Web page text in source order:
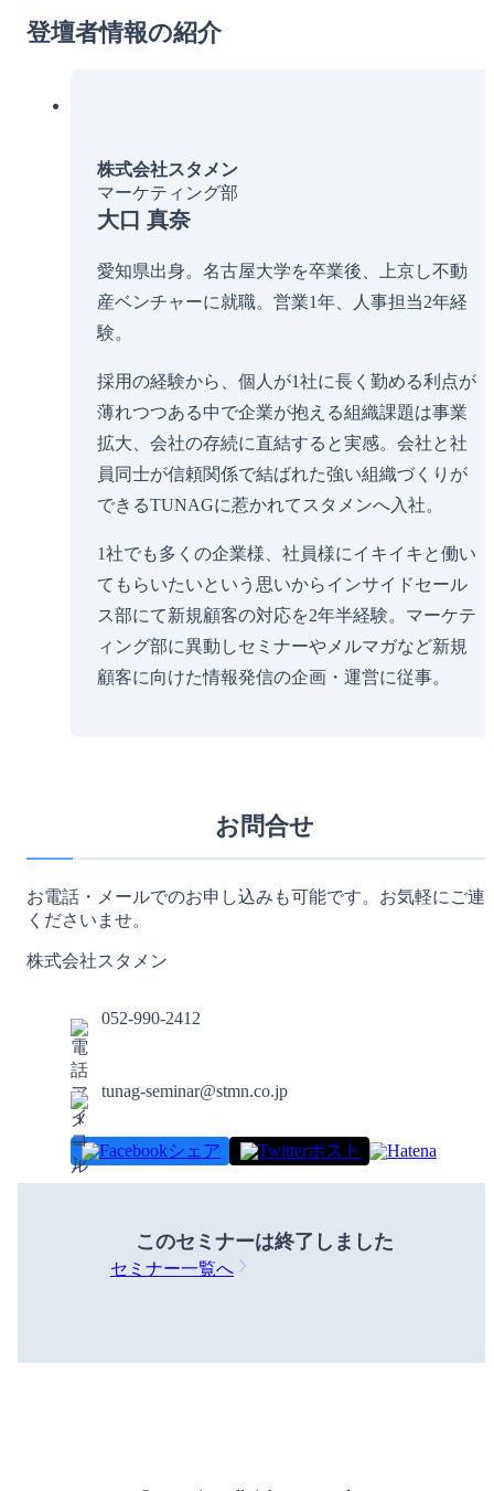
登壇者情報の紹介
株式会社スタメン
マーケティング部
大口 真奈
愛知県出身。名古屋大学を卒業後、上京し不動
産ベンチャーに就職。営業1年、人事担当2年経
験。
採用の経験から、個人が1社に長く勤める利点が
薄れつつある中で企業が抱える組織課題は事業
拡大、会社の存続に直結すると実感。会社と社
員同士が信頼関係で結ばれた強い組織づくりが
できるTUNAGに惹かれてスタメンへ入社。
1社でも多くの企業様、社員様にイキイキと働い
てもらいたいという思いからインサイドセール
ス部にて新規顧客の対応を2年半経験。マーケテ
ィング部に異動しセミナーやメルマガなど新規
顧客に向けた情報発信の企画・運営に従事。
お問合せ
お電話・メールでのお申し込みも可能です。お気軽にご連
くださいませ。
株式会社スタメン
052-990-2412
tunag-seminar@stmn.co.jp
シェア ポスト
このセミナーは終了しました
セミナー一覧へ